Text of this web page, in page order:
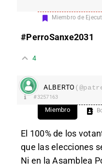
Miembro de
#PerroSanxe2031
4
ALBERTO
#3257163
Miembro
El 100% de los
que las elecciones
Ni en la Asamblea